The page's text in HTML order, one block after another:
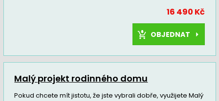
16 490 Kč
OBJEDNAT
Malý projekt rodinného domu
Pokud chcete mít jistotu, že jste vybrali dobře, využijete Malý